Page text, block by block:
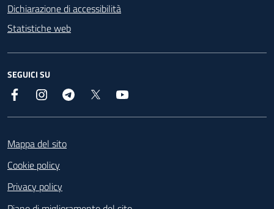
Dichiarazione di accessibilità
Statistiche web
SEGUICI SU
Facebook InstagramTelegram
Mappa del sito
Cookie policy
Privacy policy